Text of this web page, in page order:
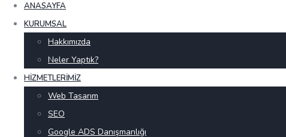
ANASAYFA
KURUMSAL
Hakkımızda
Neler Yaptık?
HIZMETLERIMIZ
Web Tasarım
SEO
Google ADS Danışmanlığı